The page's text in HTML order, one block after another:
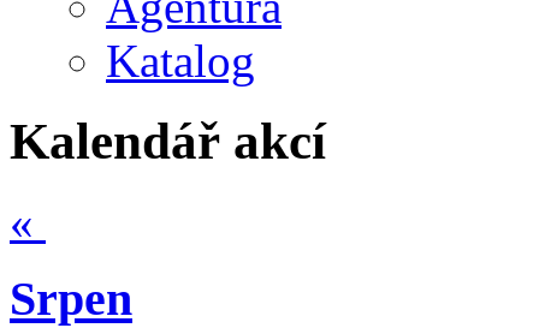
Katalog
Kalendář akcí
«
Srpen